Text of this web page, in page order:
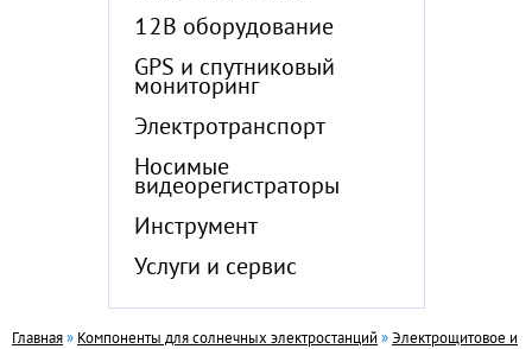
12В оборудование
GPS и спутниковый
мониторинг
Электротранспорт
Носимые
видеорегистраторы
Инструмент
Услуги и сервис
Главная » Компоненты для солнечных электростанций » Электрощитовое и